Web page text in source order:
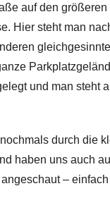
auf den
Hier steht man
und man steht
durch die
haben uns auch
–